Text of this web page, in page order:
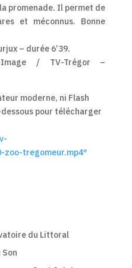
promenade. Il permet de
et méconnus. Bonne
– durée 6’39.
Image / TV-Trégor –
moderne, ni Flash
pour télécharger
tregomeur.mp4″
du Littoral